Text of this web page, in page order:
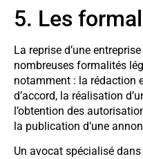
5. Les
La reprise d’une
nombreuses formalités
notamment : la rédaction
d’accord, la réalisation
l’obtention des
la publication d’une
Un avocat spécialisé